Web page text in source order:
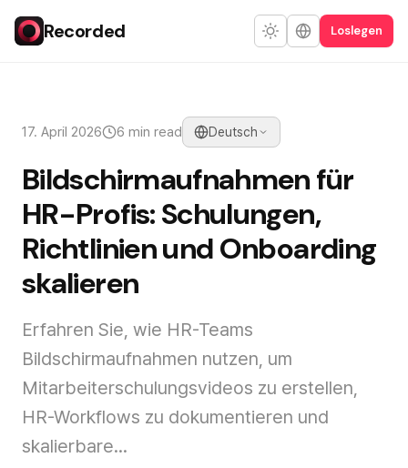
Recorded Loslegen
17. April 2026 6 min read Deutsch
Bildschirmaufnahmen für
HR-Profis: Schulungen,
Richtlinien und Onboarding
skalieren
Erfahren Sie, wie HR-Teams
Bildschirmaufnahmen nutzen, um
Mitarbeiterschulungsvideos zu erstellen,
HR-Workflows zu dokumentieren und
skalierbare...